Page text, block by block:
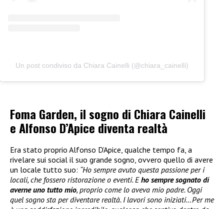
Un post condiviso da Chiara Cainelli (@chiara_cainelli)
Foma Garden, il sogno di Chiara Cainelli
e Alfonso D’Apice diventa realtà
Era stato proprio Alfonso D’Apice, qualche tempo fa, a
rivelare sui social il suo grande sogno, ovvero quello di avere
un locale tutto suo: “Ho sempre avuto questa passione per i
locali, che fossero ristorazione o eventi. Eho sempre sognato di
averne uno tutto mio, proprio come lo aveva mio padre. Oggi
quel sogno sta per diventare realtà. I lavori sono iniziati…Per me